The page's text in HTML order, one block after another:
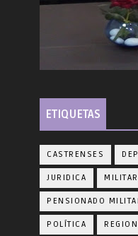
ETIQUETAS
CASTRENSES
JURIDICA MILITAR
PENSIONADO
POLÍTICA